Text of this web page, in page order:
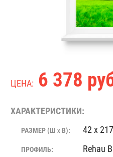
ЦЕНА: 6 378
ХАРАКТЕРИСТИКИ:
РАЗМЕР (Ш X В): 42 x
ПРОФИЛЬ: Rehau